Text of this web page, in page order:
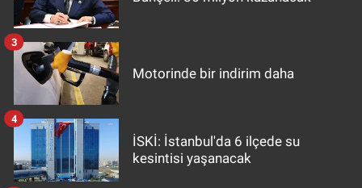
Motorinde bir indirim daha
3
İSKİ: İstanbul'da 6 ilçede su
kesintisi yaşanacak
4